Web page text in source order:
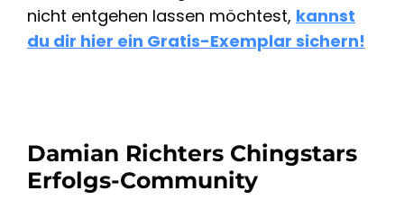
nicht entgehen lassen möchtest, kannst
du dir hier ein Gratis-Exemplar sichern!
Damian Richters Chingstars
Erfolgs-Community